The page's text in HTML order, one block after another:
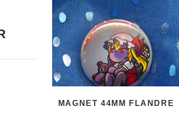
MAGNET 44MM FLANDRE